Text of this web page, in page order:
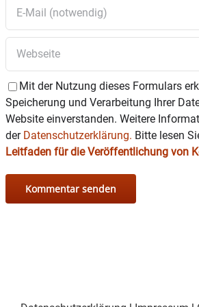
Mit der Nutzung dieses Formulars
Speicherung und Verarbeitung Ihrer
Website einverstanden. Weitere
der Datenschutzerklärung. Bitte lesen
Leitfaden für die Veröffentlichung von